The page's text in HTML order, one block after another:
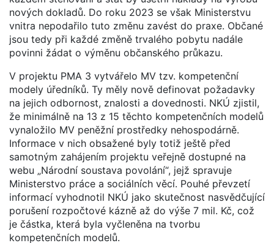
nových dokladů. Do roku 2023 se však Ministerstvu
vnitra nepodařilo tuto změnu zavést do praxe. Občané
jsou tedy při každé změně trvalého pobytu nadále
povinni žádat o výměnu občanského průkazu.
V projektu PMA 3 vytvářelo MV tzv. kompetenční
modely úředníků. Ty měly nově definovat požadavky
na jejich odbornost, znalosti a dovednosti. NKÚ zjistil,
že minimálně na 13 z 15 těchto kompetenčních modelů
vynaložilo MV peněžní prostředky nehospodárně.
Informace v nich obsažené byly totiž ještě před
samotným zahájením projektu veřejně dostupné na
webu „Národní soustava povolání“, jejž spravuje
Ministerstvo práce a sociálních věcí. Pouhé převzetí
informací vyhodnotil NKÚ jako skutečnost nasvědčující
porušení rozpočtové kázně až do výše 7 mil. Kč, což
je částka, která byla vyčleněna na tvorbu
kompetenčních modelů.